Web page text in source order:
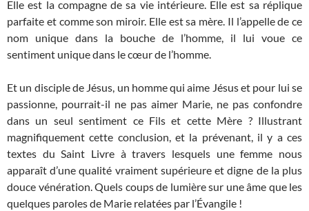
Elle est la compagne de sa vie intérieure. Elle est sa réplique
parfaite et comme son miroir. Elle est sa mère. Il l’appelle de ce
nom unique dans la bouche de l’homme, il lui voue ce
sentiment unique dans le cœur de l’homme.
Et un disciple de Jésus, un homme qui aime Jésus et pour lui se
passionne, pourrait-il ne pas aimer Marie, ne pas confondre
dans un seul sentiment ce Fils et cette Mère ? Illustrant
magnifiquement cette conclusion, et la prévenant, il y a ces
textes du Saint Livre à travers lesquels une femme nous
apparaît d’une qualité vraiment supérieure et digne de la plus
douce vénération. Quels coups de lumière sur une âme que les
quelques paroles de Marie relatées par l’Évangile !